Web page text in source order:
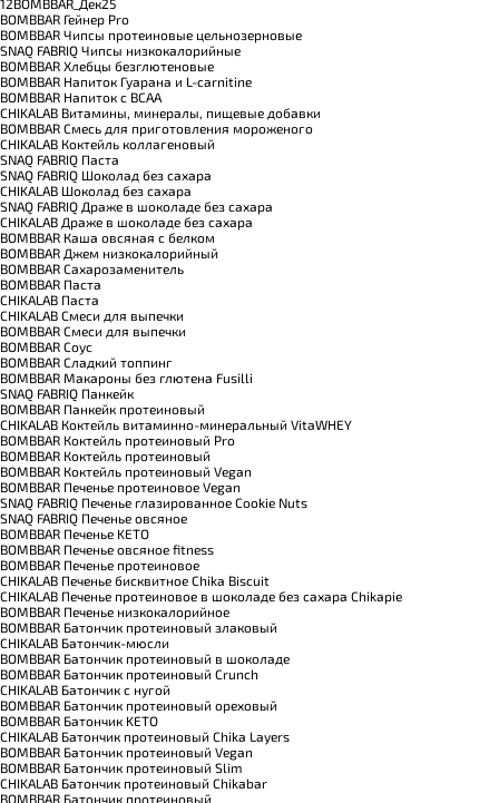
BOMBBAR Гейнер Pro
BOMBBAR Чипсы протеиновые цельнозерновые
SNAQ FABRIQ Чипсы низкокалорийные
BOMBBAR Хлебцы безглютеновые
BOMBBAR Напиток Гуарана и L-carnitine
BOMBBAR Напиток с BCAA
CHIKALAB Витамины, минералы, пищевые добавки
BOMBBAR Смесь для приготовления мороженого
CHIKALAB Коктейль коллагеновый
SNAQ FABRIQ Паста
SNAQ FABRIQ Шоколад без сахара
CHIKALAB Шоколад без сахара
SNAQ FABRIQ Драже в шоколаде без сахара
CHIKALAB Драже в шоколаде без сахара
BOMBBAR Каша овсяная с белком
BOMBBAR Джем низкокалорийный
BOMBBAR Сахарозаменитель
BOMBBAR Паста
CHIKALAB Паста
CHIKALAB Смеси для выпечки
BOMBBAR Смеси для выпечки
BOMBBAR Соус
BOMBBAR Сладкий топпинг
BOMBBAR Макароны без глютена Fusilli
SNAQ FABRIQ Панкейк
BOMBBAR Панкейк протеиновый
CHIKALAB Коктейль витаминно-минеральный VitaWHEY
BOMBBAR Коктейль протеиновый Pro
BOMBBAR Коктейль протеиновый
BOMBBAR Коктейль протеиновый Vegan
BOMBBAR Печенье протеиновое Vegan
SNAQ FABRIQ Печенье глазированное Cookie Nuts
SNAQ FABRIQ Печенье овсяное
BOMBBAR Печенье KETO
BOMBBAR Печенье овсяное fitness
BOMBBAR Печенье протеиновое
CHIKALAB Печенье бисквитное Chika Biscuit
CHIKALAB Печенье протеиновое в шоколаде без сахара Chikapie
BOMBBAR Печенье низкокалорийное
BOMBBAR Батончик протеиновый злаковый
CHIKALAB Батончик-мюсли
BOMBBAR Батончик протеиновый в шоколаде
BOMBBAR Батончик протеиновый Crunch
CHIKALAB Батончик с нугой
BOMBBAR Батончик протеиновый ореховый
BOMBBAR Батончик KETO
CHIKALAB Батончик протеиновый Chika Layers
BOMBBAR Батончик протеиновый Vegan
BOMBBAR Батончик протеиновый Slim
CHIKALAB Батончик протеиновый Chikabar
BOMBBAR Батончик протеиновый